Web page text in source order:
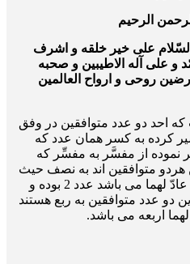
الرحیم
علی خیر خلقه و اشرف
و علی آله الاطیبین و صحبه
روحی و ارواح العالمین
احد دو عدد متوافقین در وفق
کرده به کسر همان عدد که
نموده از مفسَّر به مفسِّر که
هردو متوافقین اند به نصف حیث
اینکه عددی که مخرج مشترک یا عادّ لهما می باشد عدد 2 بوده و
این دو عدد متوافقین به ربع هستند
اربعه می باشد.